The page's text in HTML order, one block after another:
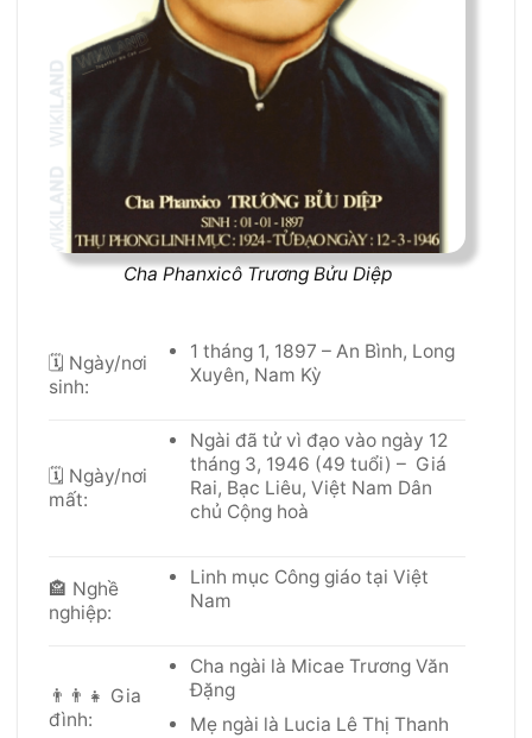
Cha Phanxicô Trương Bửu Diệp
🗓 Ngày/nơi
sinh:
1 tháng 1, 1897 – An Bình, Long
Xuyên, Nam Kỳ
🗓 Ngày/nơi
mất:
Ngài đã tử vì đạo vào ngày 12
tháng 3, 1946 (49 tuổi) – Giá
Rai, Bạc Liêu, Việt Nam Dân
chủ Cộng hoà
🏤 Nghề
nghiệp:
Linh mục Công giáo tại Việt
Nam
👨‍👨‍👧 Gia
đình:
Cha ngài là Micae Trương Văn
Đặng
Mẹ ngài là Lucia Lê Thị Thanh